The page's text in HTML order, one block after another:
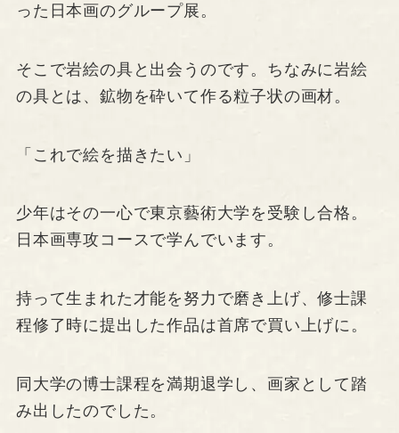
った日本画のグループ展。
そこで岩絵の具と出会うのです。ちなみに岩絵
の具とは、鉱物を砕いて作る粒子状の画材。
「これで絵を描きたい」
少年はその一心で東京藝術大学を受験し合格。
日本画専攻コースで学んでいます。
持って生まれた才能を努力で磨き上げ、修士課
程修了時に提出した作品は首席で買い上げに。
同大学の博士課程を満期退学し、画家として踏
み出したのでした。